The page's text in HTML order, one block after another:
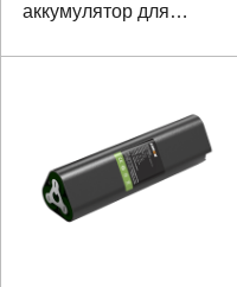
аккумулятор для